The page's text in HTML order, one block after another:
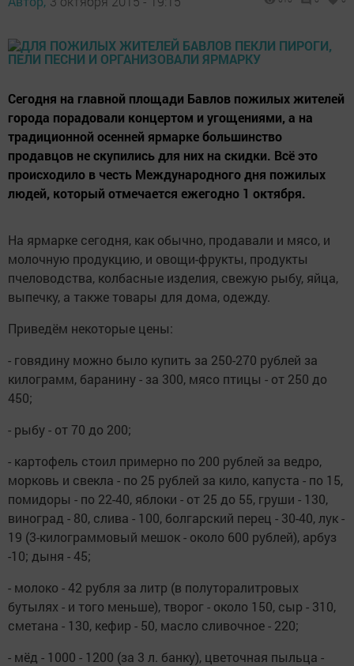
Сегодня на главной площади Бавлов пожилых жителей
города порадовали концертом и угощениями, а на
традиционной осенней ярмарке большинство
продавцов не скупились для них на скидки. Всё это
происходило в честь Международного дня пожилых
людей, который отмечается ежегодно 1 октября.
На ярмарке сегодня, как обычно, продавали и мясо, и
молочную продукцию, и овощи-фрукты, продукты
пчеловодства, колбасные изделия, свежую рыбу, яйца,
выпечку, а также товары для дома, одежду.
Приведём некоторые цены:
- говядину можно было купить за 250-270 рублей за
килограмм, баранину - за 300, мясо птицы - от 250 до
450;
- рыбу - от 70 до 200;
- картофель стоил примерно по 200 рублей за ведро,
морковь и свекла - по 25 рублей за кило, капуста - по 15,
помидоры - по 22-40, яблоки - от 25 до 55, груши - 130,
виноград - 80, слива - 100, болгарский перец - 30-40, лук -
19 (3-килограммовый мешок - около 600 рублей), арбуз
-10; дыня - 45;
- молоко - 42 рубля за литр (в полуторалитровых
бутылях - и того меньше), творог - около 150, сыр - 310,
сметана - 130, кефир - 50, масло сливочное - 220;
- мёд - 1000 - 1200 (за 3 л. банку), цветочная пыльца -